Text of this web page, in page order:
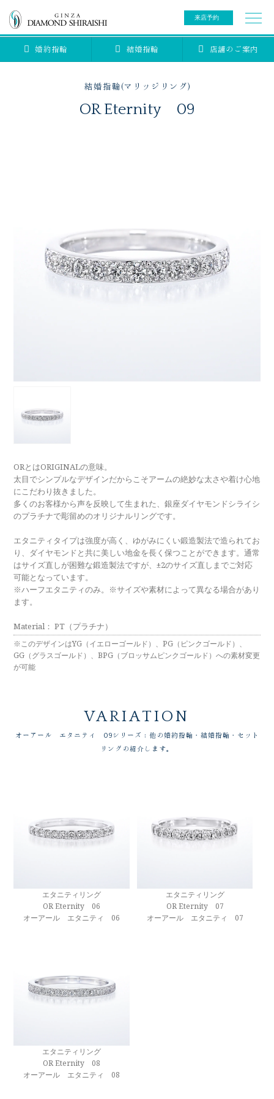
来店予約
婚約指輪 結婚指輪 店舗のご案内
0078-6000-5222
カタログ請求 来店予約
セットリング
エタニティリング
ティアラ
ベビージュエリー
ラブレタージュエリー
セットリングコレクション
パーフェクトフィットカウンセリング
プロフェッショナルズ
メモリアルアルバム
ナノジュエリーコート
永久保証サービス
よくあるご質問
リングコラム
結婚指輪(マリッジリング)
OR Eternity 09
ORとはORIGINALの意味。
太目でシンプルなデザインだからこそアームの絶妙な太さや着け心地
にこだわり抜きました。
多くのお客様から声を反映して生まれた、銀座ダイヤモンドシライシ
のプラチナで彫留めのオリジナルリングです。
エタニティタイプは強度が高く、ゆがみにくい鍛造製法で造られてお
り、ダイヤモンドと共に美しい地金を長く保つことができます。通常
はサイズ直しが困難な鍛造製法ですが、±2のサイズ直しまでご対応
可能となっています。
※ハーフエタニティのみ。※サイズや素材によって異なる場合があり
ます。
Material： PT（プラチナ）
※このデザインはYG（イエローゴールド）、PG（ピンクゴールド）、
GG（グラスゴールド）、BPG（ブロッサムピンクゴールド）への素材変更
が可能
VARIATION
オーアール エタニティ 09シリーズ：他の婚約指輪・結婚指輪・セット
リングの紹介します。
エタニティリング
OR Eternity 06
オーアール エタニティ 06
エタニティリング
OR Eternity 07
オーアール エタニティ 07
エタニティリング
OR Eternity 08
オーアール エタニティ 08